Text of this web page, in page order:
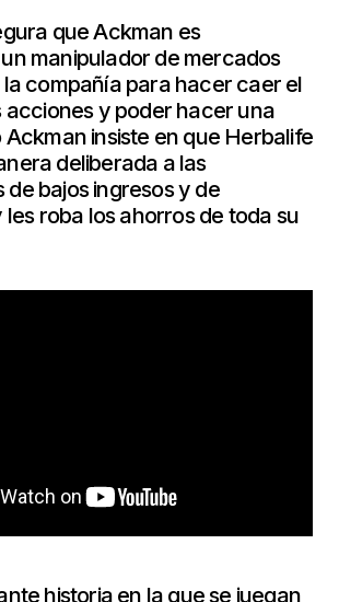
que Ackman es
manipulador de mercados
compañía para hacer caer el
acciones y poder hacer una
insiste en que Herbalife
deliberada a las
de bajos ingresos y de
les roba los ahorros de toda su
historia en la que se juegan